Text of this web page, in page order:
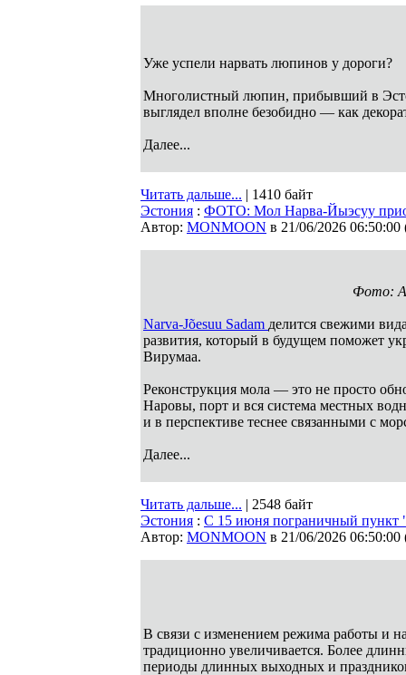
Уже успели нарвать люпинов у дороги?
Многолистный люпин, прибывший в
выглядел вполне безобидно — как
Далее...
Читать дальше... | 1410 байт
Эстония : ФОТО: Мол Нарва-Йыэсуу
Автор: MONMOON в 21/06/2026 06:50:00
Фото:
Narva-Jõesuu Sadam делится свежими
развития, который в будущем поможет
Вирумаа.
Реконструкция мола — это не просто
Наровы, порт и вся система местных
и в перспективе теснее связанными с
Далее...
Читать дальше... | 2548 байт
Эстония : С 15 июня пограничный пункт
Автор: MONMOON в 21/06/2026 06:50:00
В связи с изменением режима работы и
традиционно увеличивается. Более
периоды длинных выходных и